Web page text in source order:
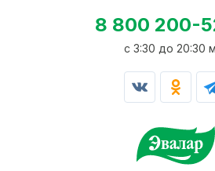
8 800 200-
c 3:30 до 20:30